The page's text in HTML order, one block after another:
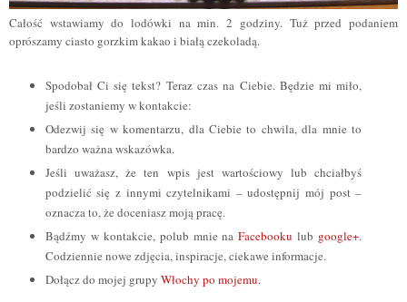
Całość wstawiamy do lodówki na min. 2 godziny. Tuż przed podaniem
oprószamy ciasto gorzkim kakao i białą czekoladą.
Spodobał Ci się tekst? Teraz czas na Ciebie. Będzie mi miło,
jeśli zostaniemy w kontakcie:
Odezwij się w komentarzu, dla Ciebie to chwila, dla mnie to
bardzo ważna wskazówka.
Jeśli uważasz, że ten wpis jest wartościowy lub chciałbyś
podzielić się z innymi czytelnikami – udostępnij mój post –
oznacza to, że doceniasz moją pracę.
Bądźmy w kontakcie, polub mnie naFacebooku lub google+.
Codziennie nowe zdjęcia, inspiracje, ciekawe informacje.
Dołącz do mojej grupy Włochy po mojemu.